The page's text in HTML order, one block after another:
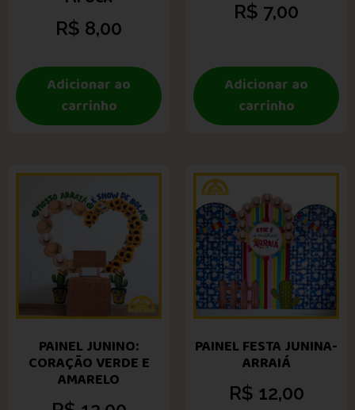
R$ 8,00
Adicionar ao
carrinho
R$ 7,00
Adicionar ao
carrinho
PAINEL JUNINO:
CORAÇÃO VERDE E
AMARELO
PAINEL FESTA JUNINA-
ARRAIÁ
R$ 12,00